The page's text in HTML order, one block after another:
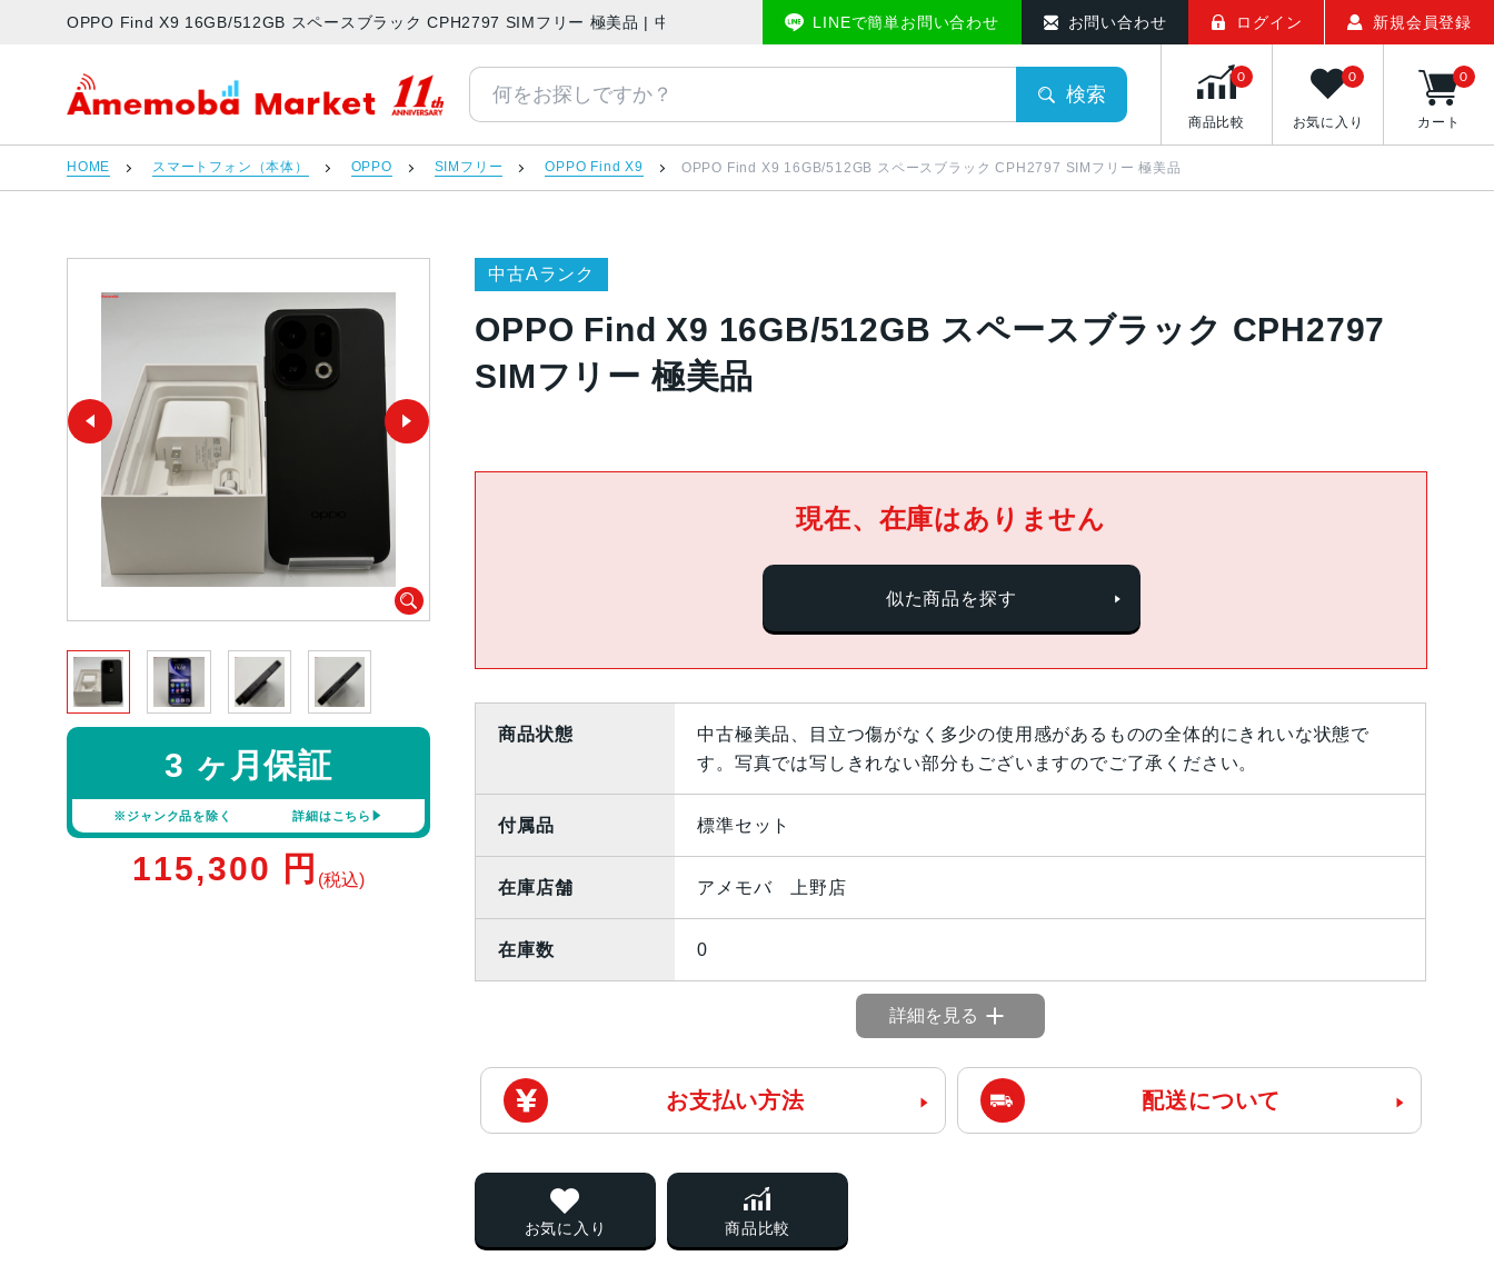
OPPO Find X9 16GB/512GB スペースブラック CPH2797 SIMフリー 極美品 | 中古スマホ販売のアメモバマーケット
LINEで簡単お問い合わせ お問い合わせ ログイン 新規会員登録
アメモバマーケット
検索
商品比較
0
お気に入り
0
カート
0
HOME スマートフォン（本体） OPPO SIMフリー OPPO Find X9 OPPO Find X9 16GB/512GB スペースブラック CPH2797 SIMフリー 極美品
中古Aランク
OPPO Find X9 16GB/512GB スペースブラック CPH2797
SIMフリー 極美品
3 ヶ月保証
※ジャンク品を除く 詳細はこちら
115,300 円 (税込)
現在、在庫はありません
似た商品を探す
商品状態
中古極美品、目立つ傷がなく多少の使用感があるものの全体的にきれいな状態で
す。写真では写しきれない部分もございますのでご了承ください。
付属品 標準セット
在庫店舗 アメモバ 上野店
在庫数 0
詳細を見る
お支払い方法 配送について
お気に入り 商品比較